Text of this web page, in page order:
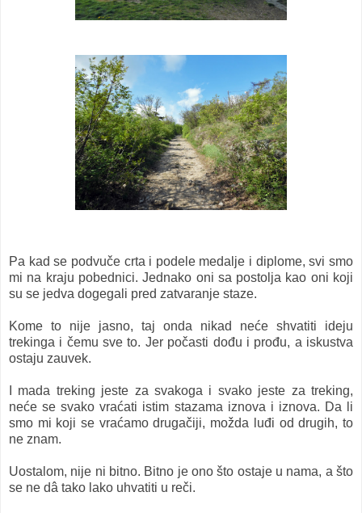
Pa kad se podvuče crta i podele medalje i diplome, svi smo
mi na kraju pobednici. Jednako oni sa postolja kao oni koji
su se jedva dogegali pred zatvaranje staze.
Kome to nije jasno, taj onda nikad neće shvatiti ideju
trekinga i čemu sve to. Jer počasti dođu i prođu, a iskustva
ostaju zauvek.
I mada treking jeste za svakoga i svako jeste za treking,
neće se svako vraćati istim stazama iznova i iznova. Da li
smo mi koji se vraćamo drugačiji, možda luđi od drugih, to
ne znam.
Uostalom, nije ni bitno. Bitno je ono što ostaje u nama, a što
se ne dâ tako lako uhvatiti u reči.